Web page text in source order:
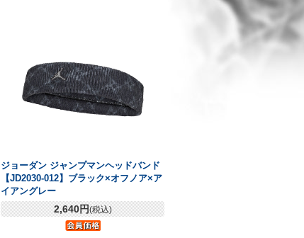
ジョーダン ジャンプマンヘッドバンド
【JD2030-012】ブラック×オフノア×ア
イアングレー
2,640円(税込)